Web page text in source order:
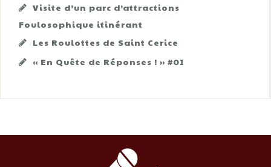
Visite d’un parc d’attractions
Foulosophique itinérant
Les Roulottes de Saint Cerice
« En Quête de Réponses ! » #01